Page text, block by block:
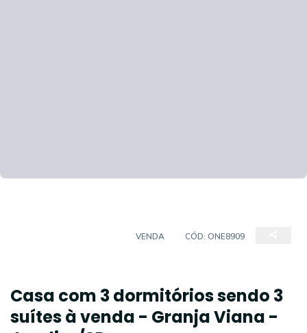
VENDA CÓD: ONE8909
Casa com 3 dormitórios sendo 3
suítes à venda - Granja Viana -